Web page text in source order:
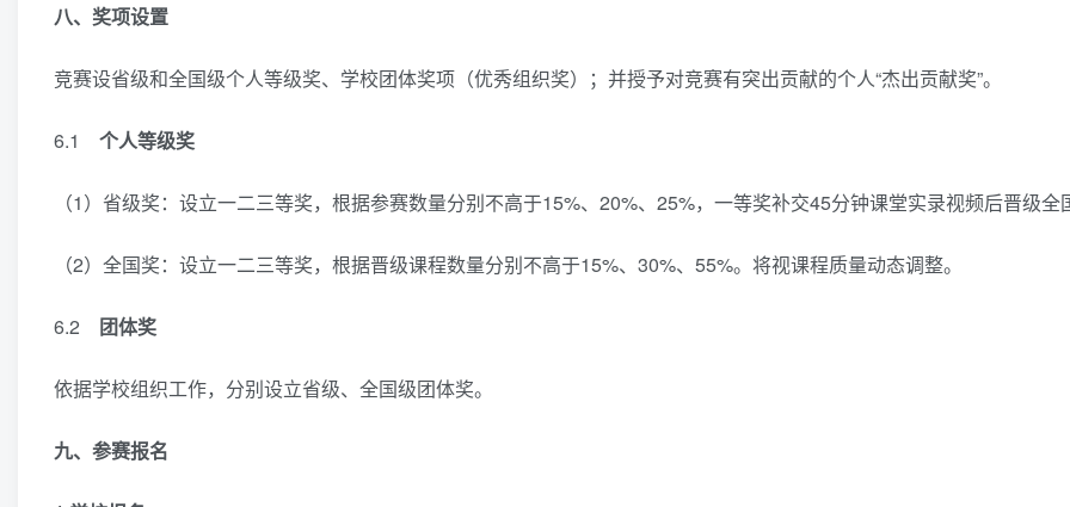
八、奖项设置
竞赛设省级和全国级个人等级奖、学校团体奖项（优秀组织奖）；并授予对竞赛有突出贡献的个人“杰出贡献奖”。
6.1 个人等级奖
（1）省级奖：设立一二三等奖，根据参赛数量分别不高于15%、20%、25%，一等奖补交45分钟课堂实录视频后晋级全
（2）全国奖：设立一二三等奖，根据晋级课程数量分别不高于15%、30%、55%。将视课程质量动态调整。
6.2 团体奖
依据学校组织工作，分别设立省级、全国级团体奖。
九、参赛报名